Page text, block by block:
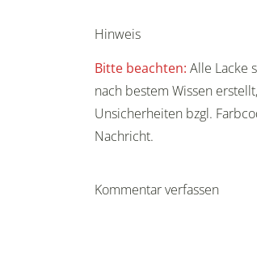
Hinweis
Bitte beachten: Alle Lacke
nach bestem Wissen
Unsicherheiten bzgl.
Nachricht.
Kommentar verfassen